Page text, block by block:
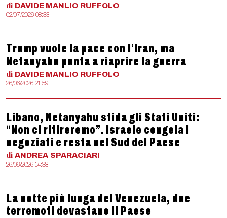
di DAVIDE MANLIO RUFFOLO
02/07/2026 08:33
Trump vuole la pace con l’Iran, ma
Netanyahu punta a riaprire la guerra
di DAVIDE MANLIO RUFFOLO
26/06/2026 21:59
Libano, Netanyahu sfida gli Stati Uniti:
“Non ci ritireremo”. Israele congela i
negoziati e resta nel Sud del Paese
di ANDREA SPARACIARI
26/06/2026 14:38
La notte più lunga del Venezuela, due
terremoti devastano il Paese